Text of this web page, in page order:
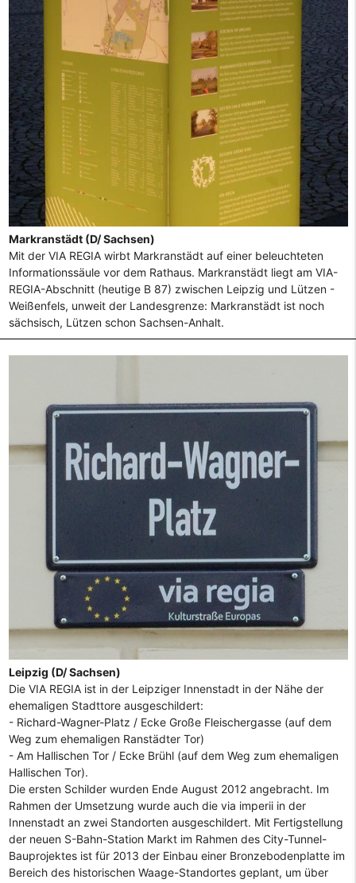
Markranstädt (D/ Sachsen)
Mit der VIA REGIA wirbt Markranstädt auf einer beleuchteten
Informationssäule vor dem Rathaus. Markranstädt liegt am VIA-
REGIA-Abschnitt (heutige B 87) zwischen Leipzig und Lützen -
Weißenfels, unweit der Landesgrenze: Markranstädt ist noch
sächsisch, Lützen schon Sachsen-Anhalt.
Leipzig (D/ Sachsen)
Die VIA REGIA ist in der Leipziger Innenstadt in der Nähe der
ehemaligen Stadttore ausgeschildert:
- Richard-Wagner-Platz / Ecke Große Fleischergasse (auf dem
Weg zum ehemaligen Ranstädter Tor)
- Am Hallischen Tor / Ecke Brühl (auf dem Weg zum ehemaligen
Hallischen Tor).
Die ersten Schilder wurden Ende August 2012 angebracht. Im
Rahmen der Umsetzung wurde auch die via imperii in der
Innenstadt an zwei Standorten ausgeschildert. Mit Fertigstellung
der neuen S-Bahn-Station Markt im Rahmen des City-Tunnel-
Bauprojektes ist für 2013 der Einbau einer Bronzebodenplatte im
Bereich des historischen Waage-Standortes geplant, um über